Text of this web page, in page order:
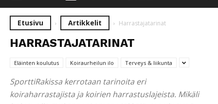
Etusivu Artikkelit Harrastajatarinat
HARRASTAJATARINAT
Eläinten koulutus Koiraurheilun ilo Terveys & liikunta
SporttiRakissa kerrotaan tarinoita eri
koiraharrastajista ja koirien harrastuslajeista. Mikäli